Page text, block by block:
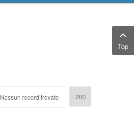
Nessun record trovato
Top